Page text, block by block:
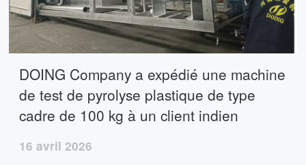
DOING Company a expédié une machine
de test de pyrolyse plastique de type
cadre de 100 kg à un client indien
16 avril 2026